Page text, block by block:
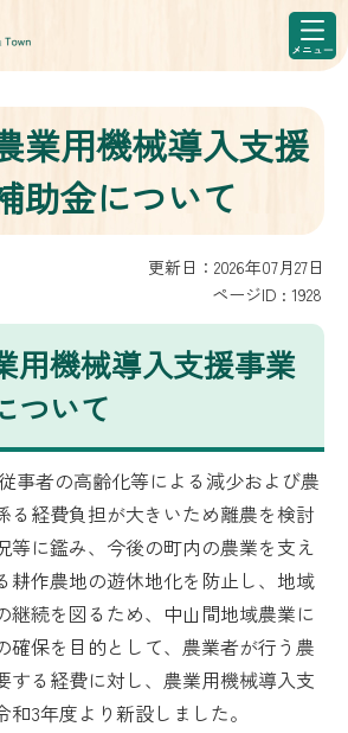
業用機械導入支援
助金について
更新日：2026年07月27日
ページID : 1928
用機械導入支援事業
ついて
事者の高齢化等による減少および農
る経費負担が大きいため離農を検討
等に鑑み、今後の町内の農業を支え
耕作農地の遊休地化を防止し、地域
継続を図るため、中山間地域農業に
確保を目的として、農業者が行う農
する経費に対し、農業用機械導入支
3年度より新設しました。